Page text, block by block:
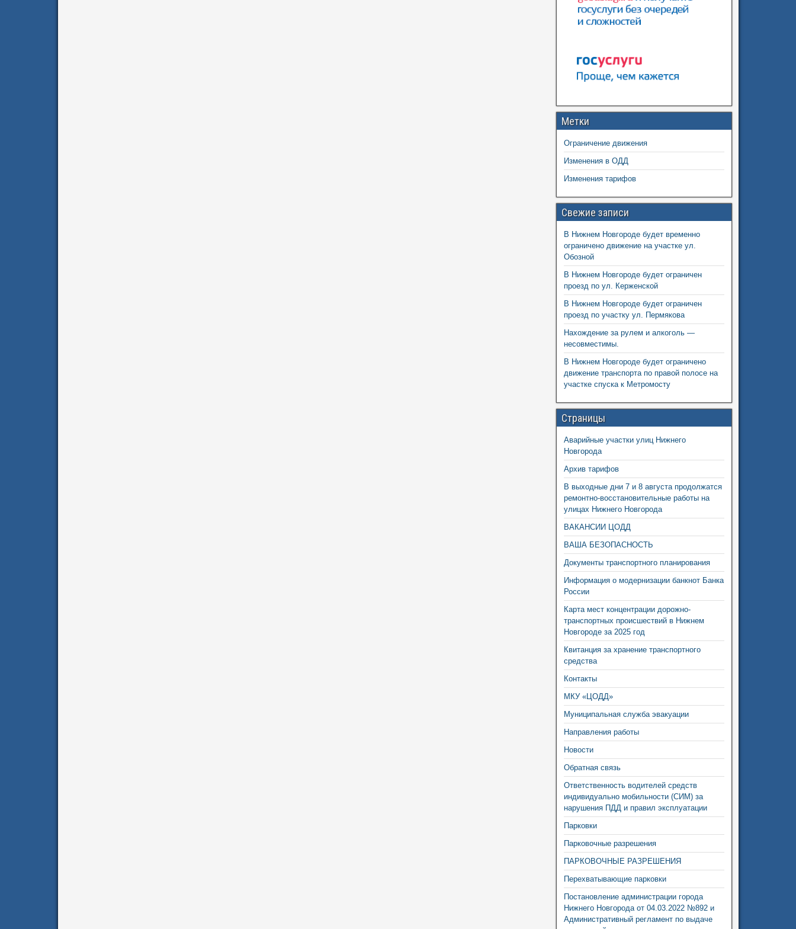
Метки
Ограничение движения
Изменения в ОДД
Изменения тарифов
Свежие записи
В Нижнем Новгороде будет временно
ограничено движение на участке ул.
Обозной
В Нижнем Новгороде будет ограничен
проезд по ул. Керженской
В Нижнем Новгороде будет ограничен
проезд по участку ул. Пермякова
Нахождение за рулем и алкоголь —
несовместимы.
В Нижнем Новгороде будет ограничено
движение транспорта по правой полосе на
участке спуска к Метромосту
Страницы
Аварийные участки улиц Нижнего
Новгорода
Архив тарифов
В выходные дни 7 и 8 августа продолжатся
ремонтно-восстановительные работы на
улицах Нижнего Новгорода
ВАКАНСИИ ЦОДД
ВАША БЕЗОПАСНОСТЬ
Документы транспортного планирования
Информация о модернизации банкнот Банка
России
Карта мест концентрации дорожно-
транспортных происшествий в Нижнем
Новгороде за 2025 год
Квитанция за хранение транспортного
средства
Контакты
МКУ «ЦОДД»
Муниципальная служба эвакуации
Направления работы
Новости
Обратная связь
Ответственность водителей средств
индивидуально мобильности (СИМ) за
нарушения ПДД и правил эксплуатации
Парковки
Парковочные разрешения
ПАРКОВОЧНЫЕ РАЗРЕШЕНИЯ
Перехватывающие парковки
Постановление администрации города
Нижнего Новгорода от 04.03.2022 №892 и
Административный регламент по выдаче